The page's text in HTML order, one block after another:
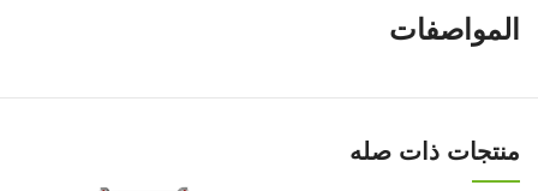
المواصفات
منتجات ذات صله